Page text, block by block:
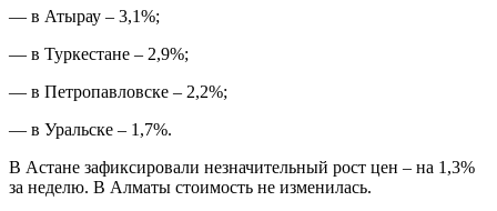
— в Атырау – 3,1%;
— в Туркестане – 2,9%;
— в Петропавловске – 2,2%;
— в Уральске – 1,7%.
В Астане зафиксировали незначительный рост цен – на 1,3%
за неделю. В Алматы стоимость не изменилась.